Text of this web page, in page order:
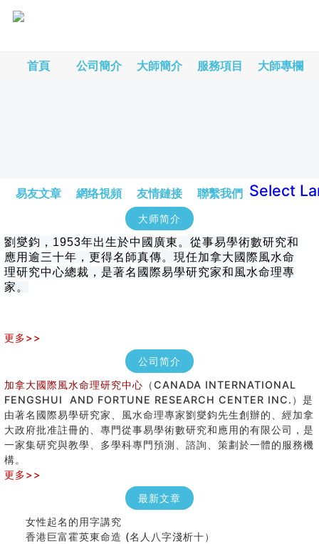
首頁 公司簡介 大師簡介 服務項目 大師專欄
易友文章 網络視頻 友情鏈接 聯繫我們 Select
大师简介
劉燮鈞，1953年出生於中國廣東。從事易學術數研究和
應用逾三十年，更得名師真傳。現任加拿大國際風水命
理研究中心總裁，是著名國際易學研究家和風水命理專
家。
更多>>
公司简介
加拿大國際風水命理研究中心 （CANADA INTERNATIONAL
FENGSHUI AND FORTUNE RESEARCH CENTER INC.）是
由著名國際易學研究家、風水命理專家劉燮鈞先生創辦的、經加拿
大政府批准註冊的、專門從事易學術數研究和應用的有限公司，是
一家集研究與教學、多學科專門預測、諮詢、策劃於一體的服務機
構。
更多>>
最新文章
女性起名的用字講究
香港巨富霍英東命造 (名人八字淺析十）